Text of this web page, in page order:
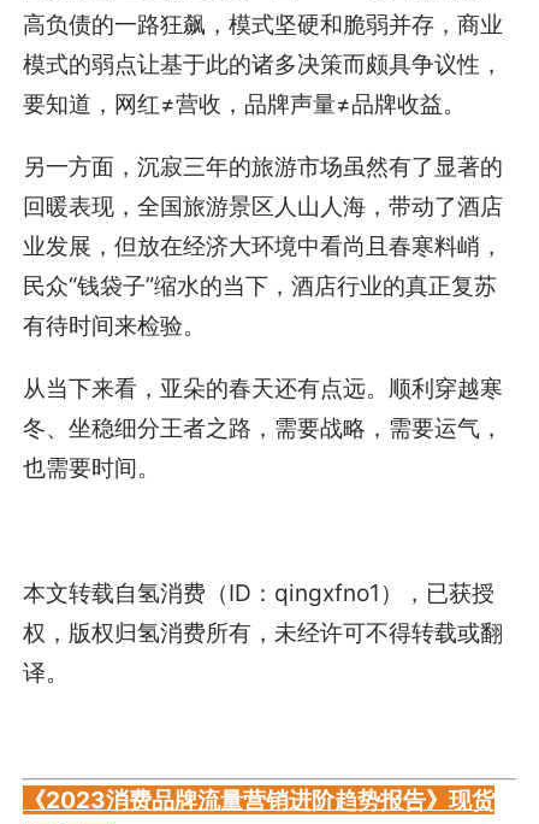
高负债的一路狂飙，模式坚硬和脆弱并存，商业
模式的弱点让基于此的诸多决策而颇具争议性，
要知道，网红≠营收，品牌声量≠品牌收益。
另一方面，沉寂三年的旅游市场虽然有了显著的
回暖表现，全国旅游景区人山人海，带动了酒店
业发展，但放在经济大环境中看尚且春寒料峭，
民众“钱袋子”缩水的当下，酒店行业的真正复苏
有待时间来检验。
从当下来看，亚朵的春天还有点远。顺利穿越寒
冬、坐稳细分王者之路，需要战略，需要运气，
也需要时间。
本文转载自氢消费（ID：qingxfno1），已获授
权，版权归氢消费所有，未经许可不得转载或翻
译。
《2023消费品牌流量营销进阶趋势报告》现货